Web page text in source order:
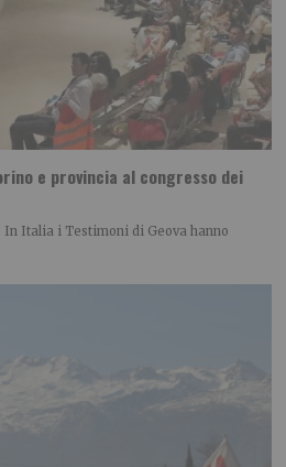
e provincia al congresso dei
In Italia i Testimoni di Geova hanno